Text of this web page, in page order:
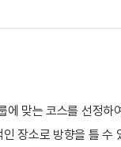
맞는 코스를 선정
장소로 방향을 틀